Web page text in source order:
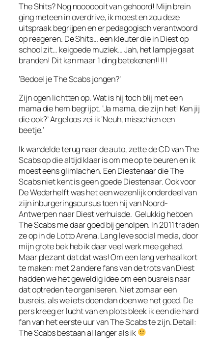
The Shits? Nog nooooooit van gehoord! Mijn brein
ging meteen in overdrive, ik moest en zou deze
uitspraak begrijpen en er pedagogisch verantwoord
op reageren. De Shits… een kleuter die in Diest op
school zit… keigoede muziek… Jah, het lampje gaat
branden! Dit kan maar 1 ding betekenen!!!!!
‘Bedoel je The Scabs jongen?’
Zijn ogen lichtten op. Wat is hij toch blij met een
mama die hem begrijpt. ‘Ja mama, die zijn het! Ken jij
die ook?’ Argeloos zei ik ‘Neuh, misschien een
beetje.’
Ik wandelde terug naar de auto, zette de CD van The
Scabs op die altijd klaar is om me op te beuren en ik
moest eens glimlachen. Een Diestenaar die The
Scabs niet kent is geen goede Diestenaar. Ook voor
De Wederhelft was het een wezenlijk onderdeel van
zijn inburgeringscursus toen hij van Noord-
Antwerpen naar Diest verhuisde. Gelukkig hebben
The Scabs me daar goed bij geholpen. In 2011 traden
ze op in de Lotto Arena. Lang leve social media, door
mijn grote bek heb ik daar veel werk mee gehad.
Maar plezant dat dat was! Om een lang verhaal kort
te maken: met 2 andere fans van de trots van Diest
hadden we het geweldig idee om een busreis naar
dat optreden te organiseren. Niet zomaar een
busreis, als we iets doen dan doen we het goed. De
pers kreeg er lucht van en plots bleek ik een die hard
fan van het eerste uur van The Scabs te zijn. Detail:
The Scabs bestaan al langer als ik